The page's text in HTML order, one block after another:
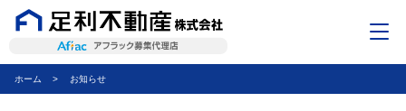
ごあいさつ
ホーム お知らせ